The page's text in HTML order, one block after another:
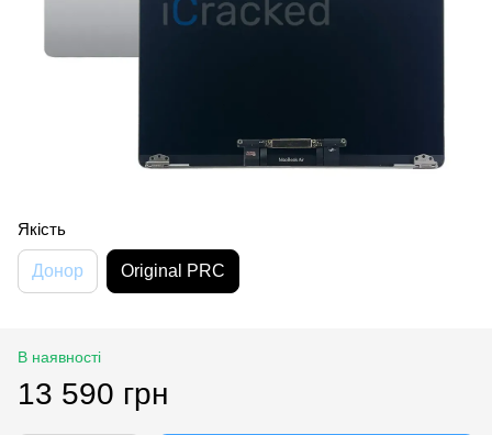
Якість
Донор Original PRC
В наявності
13 590 грн